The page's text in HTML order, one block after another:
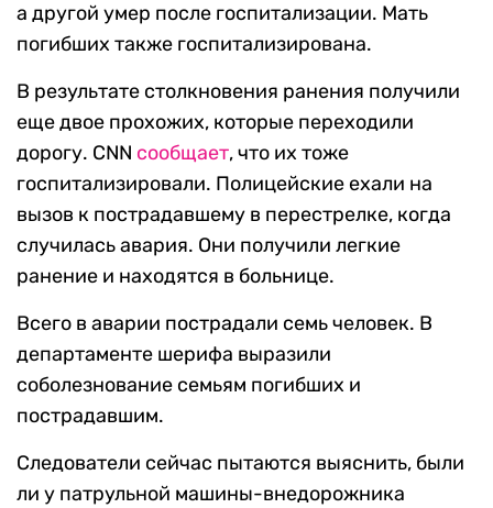
а другой умер после госпитализации. Мать
погибших также госпитализирована.
В результате столкновения ранения получили
еще двое прохожих, которые переходили
дорогу. CNN сообщает, что их тоже
госпитализировали. Полицейские ехали на
вызов к пострадавшему в перестрелке, когда
случилась авария. Они получили легкие
ранение и находятся в больнице.
Всего в аварии пострадали семь человек. В
департаменте шерифа выразили
соболезнование семьям погибших и
пострадавшим.
Следователи сейчас пытаются выяснить, были
ли у патрульной машины-внедорожника